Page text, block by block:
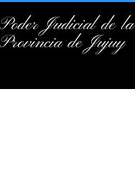
Poder Judicial de la
Provincia de Jujuy